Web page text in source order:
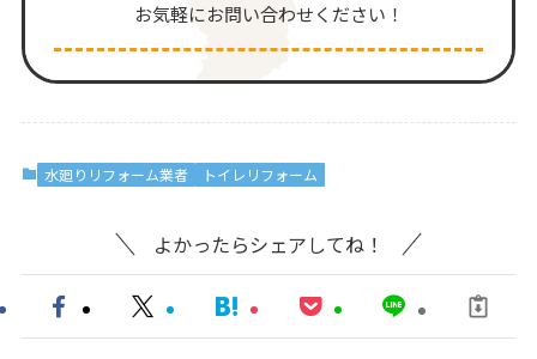
お気軽にお問い合わせください！
水廻りリフォーム業者 トイレリフォーム
よかったらシェアしてね！